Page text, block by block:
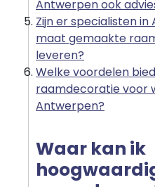
Antwerpen ook
Zijn er specialisten
maat gemaakte
leveren?
Welke voordelen
raamdecoratie voor
Antwerpen?
Waar kan ik